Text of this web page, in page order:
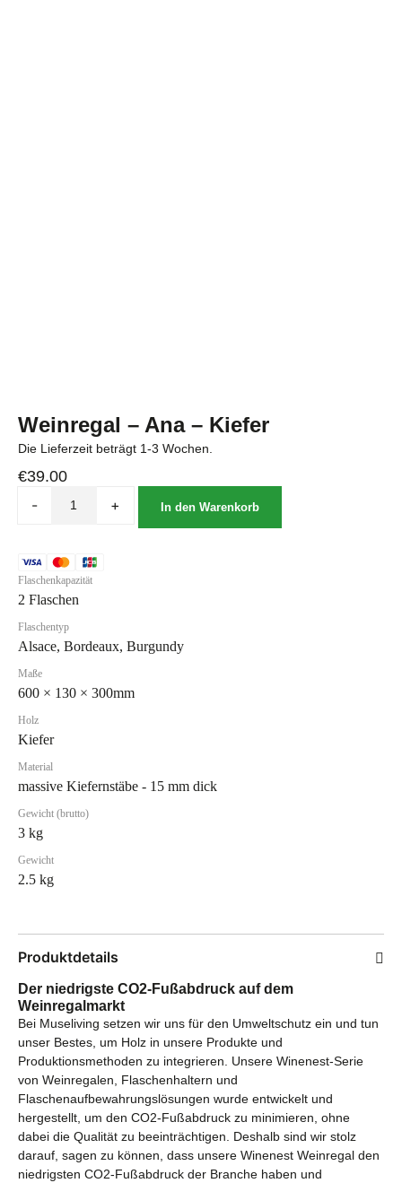
Weinregal – Ana – Kiefer
Die Lieferzeit beträgt 1-3 Wochen.
€39.00
-
+ In den Warenkorb
Flaschenkapazität
2 Flaschen
Flaschentyp
Alsace, Bordeaux, Burgundy
Maße
600 × 130 × 300mm
Holz
Kiefer
Material
massive Kiefernstäbe - 15 mm dick
Gewicht (brutto)
3 kg
Gewicht
2.5 kg
Produktdetails
Der niedrigste CO2-Fußabdruck auf dem
Weinregalmarkt
Bei Museliving setzen wir uns für den Umweltschutz ein und tun
unser Bestes, um Holz in unsere Produkte und
Produktionsmethoden zu integrieren. Unsere Winenest-Serie
von Weinregalen, Flaschenhaltern und
Flaschenaufbewahrungslösungen wurde entwickelt und
hergestellt, um den CO2-Fußabdruck zu minimieren, ohne
dabei die Qualität zu beeinträchtigen. Deshalb sind wir stolz
darauf, sagen zu können, dass unsere Winenest Weinregal den
niedrigsten CO2-Fußabdruck der Branche haben und